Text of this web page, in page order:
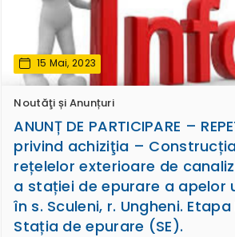
15 Mai, 2023
Noutăţi și Anunțuri
ANUNȚ DE PARTICIPARE –
privind achiziţia –
rețelelor exterioare de
a stației de epurare a apelor
în s. Sculeni, r. Ungheni. Etapa
Stația de epurare (SE).